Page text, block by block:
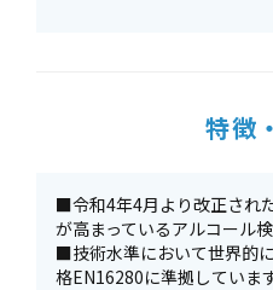
特徴
■令和4年4月より改正され
が高まっているアルコール検
■技術水準において世界的
格EN16280に準拠しています